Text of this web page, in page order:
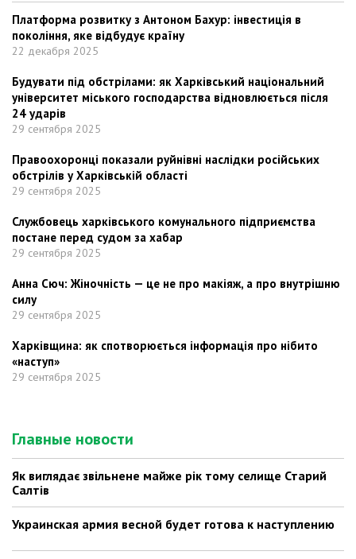
Платформа розвитку з Антоном Бахур: інвестиція в
покоління, яке відбудує країну
22 декабря 2025
Будувати під обстрілами: як Харківський національний
університет міського господарства відновлюється після
24 ударів
29 сентября 2025
Правоохоронці показали руйнівні наслідки російських
обстрілів у Харківській області
29 сентября 2025
Службовець харківського комунального підприємства
постане перед судом за хабар
29 сентября 2025
Анна Сюч: Жіночність — це не про макіяж, а про внутрішню
силу
29 сентября 2025
Харківщина: як спотворюється інформація про нібито
«наступ»
29 сентября 2025
Главные новости
Як виглядає звільнене майже рік тому селище Старий
Салтів
Украинская армия весной будет готова к наступлению